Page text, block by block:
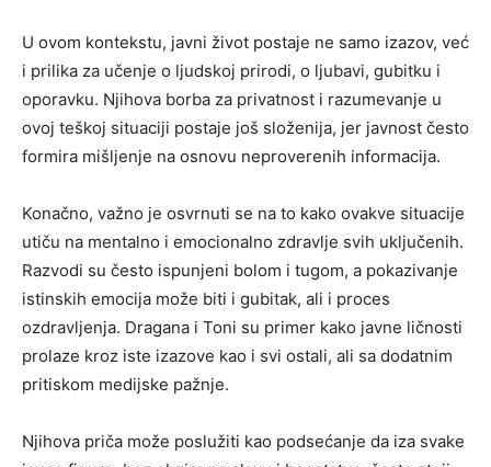
U ovom kontekstu, javni život postaje ne samo izazov, već
i prilika za učenje o ljudskoj prirodi, o ljubavi, gubitku i
oporavku. Njihova borba za privatnost i razumevanje u
ovoj teškoj situaciji postaje još složenija, jer javnost često
formira mišljenje na osnovu neproverenih informacija.
Konačno, važno je osvrnuti se na to kako ovakve situacije
utiču na mentalno i emocionalno zdravlje svih uključenih.
Razvodi su često ispunjeni bolom i tugom, a pokazivanje
istinskih emocija može biti i gubitak, ali i proces
ozdravljenja. Dragana i Toni su primer kako javne ličnosti
prolaze kroz iste izazove kao i svi ostali, ali sa dodatnim
pritiskom medijske pažnje.
Njihova priča može poslužiti kao podsećanje da iza svake